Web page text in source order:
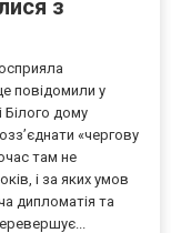
з
повідомили у
Білого дому
«чергову
там не
і за яких умов
дипломатія та